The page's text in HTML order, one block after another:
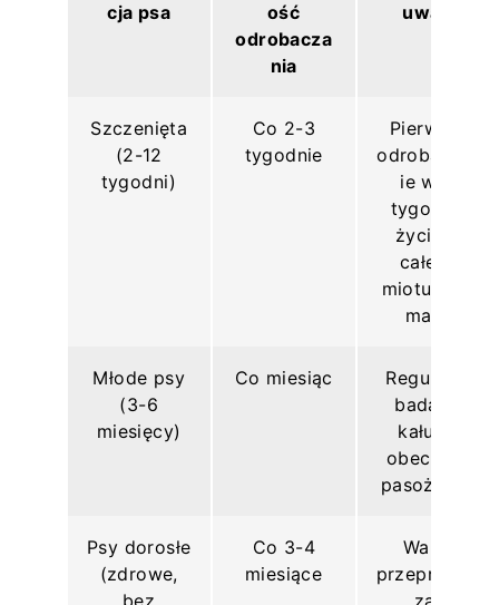
cja psa
ość
odrobacza
nia
uwagi
Szczenięta
(2-12
tygodni)
Co 2-3
tygodnie
Pierwsze
odrobaczen
ie w 2.
tygodniu
życia, u
całego
miotu oraz
matki
Młode psy
(3-6
miesięcy)
Co miesiąc
Regularne
badanie
kału na
obecność
pasożytów
Psy dorosłe
(zdrowe,
bez
Co 3-4
miesiące
Warto
przeprowad
zać